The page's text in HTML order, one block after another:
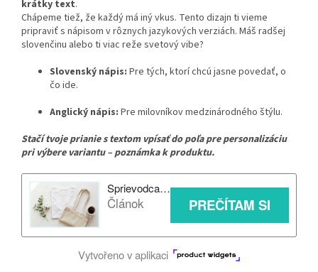
krátky text.
Chápeme tiež, že každý má iný vkus. Tento dizajn ti vieme
pripraviť s nápisom v rôznych jazykových verziách. Máš radšej
slovenčinu alebo ti viac reže svetový vibe?
Slovenský nápis: Pre tých, ktorí chcú jasne povedať, o
čo ide.
Anglický nápis: Pre milovníkov medzinárodného štýlu.
Stačí tvoje prianie s textom vpísať do poľa pre personalizáciu
pri výbere variantu – poznámka k produktu.